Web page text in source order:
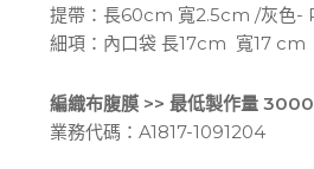
提帶：長60cm 寬2.5cm /灰色-
細項：內口袋 長17cm 寬17 cm
編織布腹膜 >> 最低製作量
業務代碼：A1817-1091204